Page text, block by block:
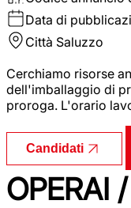
Data di
Città Saluzzo
Cerchiamo risorse
dell'imballaggio di
proroga. L'orario
Candidati
OPERAI